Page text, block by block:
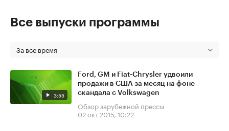
Все выпуски программы
За все время
3:55
Ford, GM и Fiat-Chrysler удвоили
продажи в США за месяц на фоне
скандала с Volkswagen
Обзор зарубежной прессы
02 окт 2015, 10:22